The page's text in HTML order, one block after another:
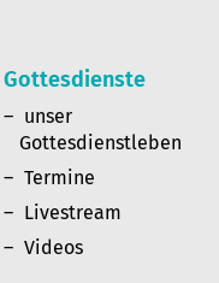
Gottesdienste
unser
Gottesdienstleben
Termine
Livestream
Videos